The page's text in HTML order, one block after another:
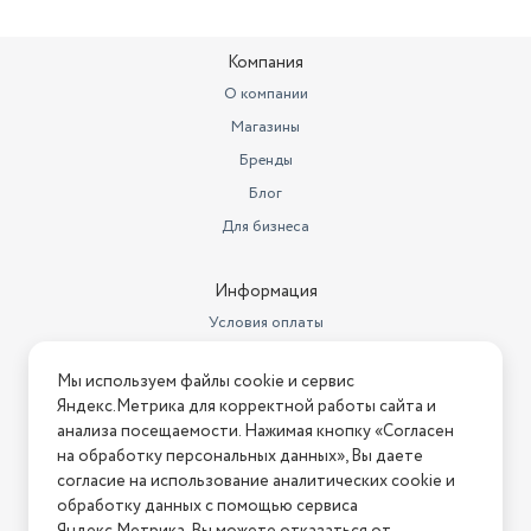
Компания
О компании
Магазины
Бренды
Блог
Для бизнеса
Информация
Условия оплаты
Условия возврата
Нашли ошибку на сайте? Напишите нам
2026 © Интернет-магазин "АстМаркет". У нас есть всё!
Мы используем файлы cookie и сервис
Яндекс.Метрика для корректной работы сайта и
анализа посещаемости. Нажимая кнопку «Согласен
на обработку персональных данных», Вы даете
согласие на использование аналитических cookie и
обработку данных с помощью сервиса